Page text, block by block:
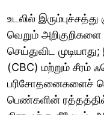
உடலில்
வெறும் அறிகுறிகளை
செய்துவிட
(CBC) மற்றும் சீரம்
பரிசோதனைகளைச்
பெண்களின்